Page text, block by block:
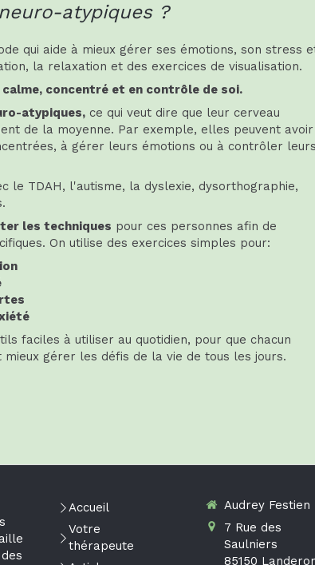
atypiques ?
qui aide à mieux gérer ses émotions, son stress
la relaxation et des exercices de visualisation.
calme, concentré et en contrôle de soi.
atypiques, ce qui veut dire que leur cerveau
de la moyenne. Par exemple, elles peuvent avoir
à gérer leurs émotions ou à contrôler
le TDAH, l'autisme, la dyslexie, dysorthographie,
les techniques pour ces personnes afin de
On utilise des exercices simples pour:
faciles à utiliser au quotidien, pour que chacun
gérer les défis de la vie de tous les jours.
Accueil
Votre
thérapeute
Audrey Festien
7 Rue des
Saulniers
85150